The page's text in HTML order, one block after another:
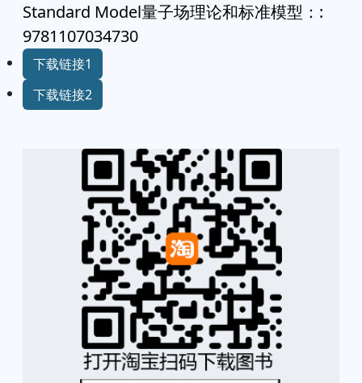
Standard Model量子场理论和标准模型：:
9781107034730
下载链接1
下载链接2